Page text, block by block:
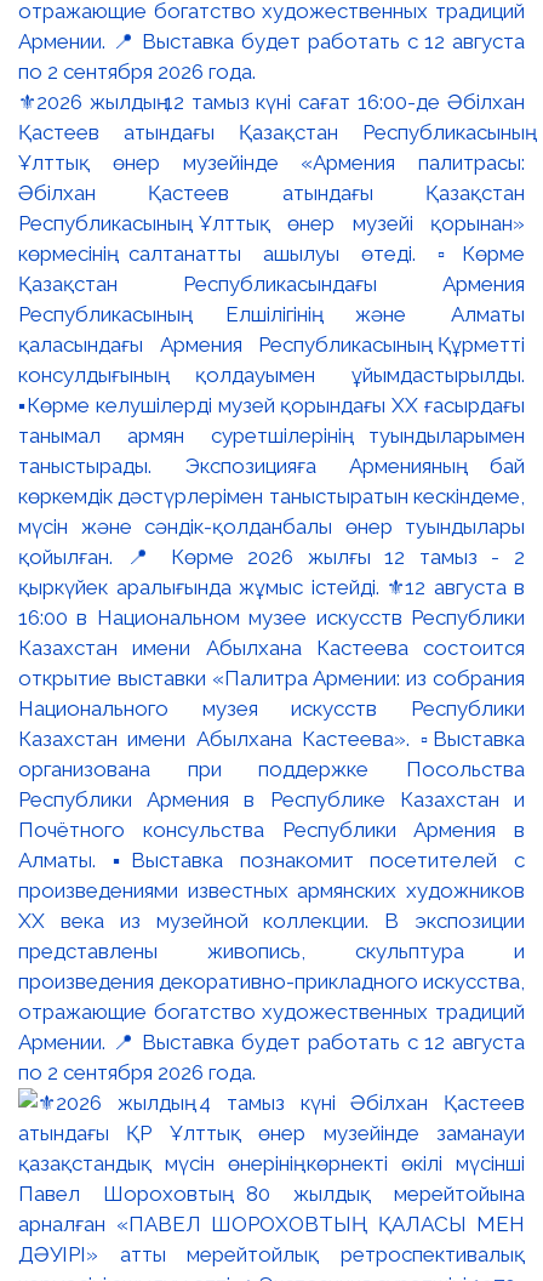
⚜️2026 жылдың 12 тамыз күні сағат 16:00-де Әбілхан
Қастеев атындағы Қазақстан Республикасының
Ұлттық өнер музейінде «Армения палитрасы:
Әбілхан Қастеев атындағы Қазақстан
Республикасының Ұлттық өнер музейі қорынан»
көрмесінің салтанатты ашылуы өтеді. ▫️Көрме
Қазақстан Республикасындағы Армения
Республикасының Елшілігінің және Алматы
қаласындағы Армения Республикасының Құрметті
консулдығының қолдауымен ұйымдастырылды.
▪️Көрме келушілерді музей қорындағы ХХ ғасырдағы
танымал армян суретшілерінің туындыларымен
таныстырады. Экспозицияға Арменияның бай
көркемдік дәстүрлерімен таныстыратын кескіндеме,
мүсін және сәндік-қолданбалы өнер туындылары
қойылған. 📍 Көрме 2026 жылғы 12 тамыз - 2
қыркүйек аралығында жұмыс істейді. ⚜️12 августа в
16:00 в Национальном музее искусств Республики
Казахстан имени Абылхана Кастеева состоится
открытие выставки «Палитра Армении: из собрания
Национального музея искусств Республики
Казахстан имени Абылхана Кастеева». ▫️Выставка
организована при поддержке Посольства
Республики Армения в Республике Казахстан и
Почётного консульства Республики Армения в
Алматы. ▪️Выставка познакомит посетителей с
произведениями известных армянских художников
XX века из музейной коллекции. В экспозиции
представлены живопись, скульптура и
произведения декоративно-прикладного искусства,
отражающие богатство художественных традиций
Армении. 📍 Выставка будет работать с 12 августа
по 2 сентября 2026 года.